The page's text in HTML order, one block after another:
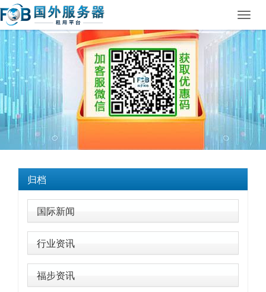
归档
国际新闻
行业资讯
福步资讯